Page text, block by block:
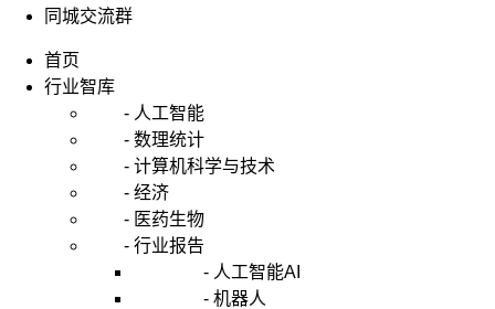
同城交流群
首页
行业智库
- 人工智能
- 数理统计
- 计算机科学与技术
- 经济
- 医药生物
- 行业报告
- 人工智能AI
- 机器人